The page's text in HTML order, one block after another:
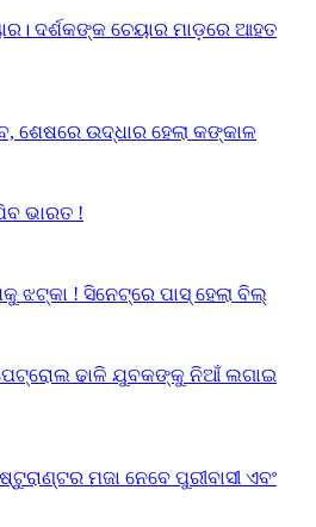
ଦର୍ଶକଙ୍କ ଚେୟାର ମାଡ଼ରେ ଆହତ
ଶେଷରେ ଉଦ୍ଧାର ହେଲା କଙ୍କାଳ
ଭାରତ !
ଝଟ୍‌କା ! ସିନେଟ୍‌ରେ ପାସ୍ ହେଲା ବିଲ୍
ପେଟ୍ରୋଲ ଢାଳି ଯୁବକଙ୍କୁ ନିଆଁ ଲଗାଇ
ମଜା ନେବେ ପୁରୀବାସୀ ଏବଂ